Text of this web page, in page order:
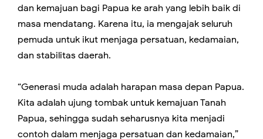
dan kemajuan bagi Papua ke arah yang lebih baik di
masa mendatang. Karena itu, ia mengajak seluruh
pemuda untuk ikut menjaga persatuan, kedamaian,
dan stabilitas daerah.
“Generasi muda adalah harapan masa depan Papua.
Kita adalah ujung tombak untuk kemajuan Tanah
Papua, sehingga sudah seharusnya kita menjadi
contoh dalam menjaga persatuan dan kedamaian,”